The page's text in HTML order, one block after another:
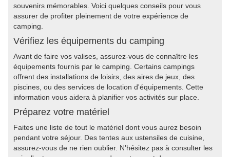
souvenirs mémorables. Voici quelques conseils pour vous
assurer de profiter pleinement de votre expérience de
camping.
Vérifiez les équipements du camping
Avant de faire vos valises, assurez-vous de connaître les
équipements fournis par le camping. Certains campings
offrent des installations de loisirs, des aires de jeux, des
piscines, ou des services de location d'équipements. Cette
information vous aidera à planifier vos activités sur place.
Préparez votre matériel
Faites une liste de tout le matériel dont vous aurez besoin
pendant votre séjour. Des tentes aux ustensiles de cuisine,
assurez-vous de ne rien oublier. N'hésitez pas à consulter les